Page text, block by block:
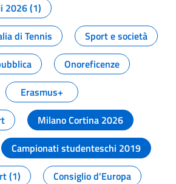
2026 (1)
di Tennis
Sport e società
Onoreficenze
Erasmus+
Milano Cortina 2026
Campionati studenteschi 2019
(1)
Consiglio d'Europa